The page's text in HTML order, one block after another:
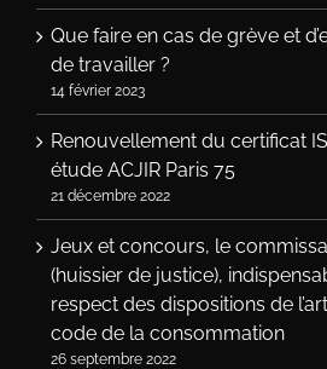
Que faire en cas de grève et
de travailler ?
14 février 2023
Renouvellement du certificat
étude ACJIR Paris 75
21 décembre 2022
Jeux et concours, le
(huissier de justice),
respect des dispositions de
code de la consommation
26 septembre 2022